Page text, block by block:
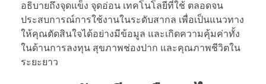
อธิบายถึงจุดแข็ง จุดอ่อน เทคโนโลยีที่ใช้ ตลอดจน
ประสบการณ์การใช้งานในระดับสากล เพื่อเป็นแนวทาง
ให้คุณตัดสินใจได้อย่างมีข้อมูล และเกิดความคุ้มค่าทั้ง
ในด้านการลงทุน สุขภาพช่องปาก และคุณภาพชีวิตใน
ระยะยาว